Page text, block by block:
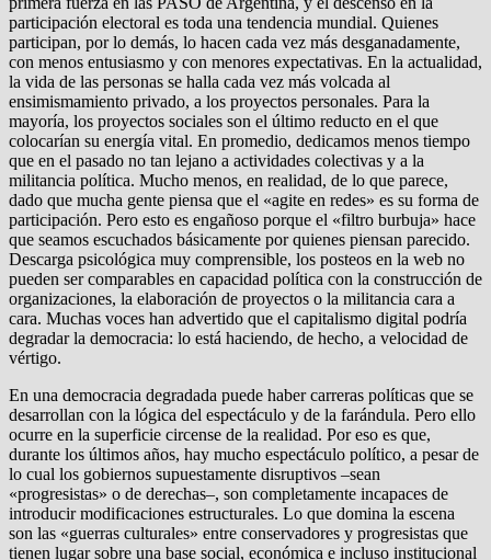
participación electoral es toda una tendencia mundial. Quienes
participan, por lo demás, lo hacen cada vez más desganadamente,
con menos entusiasmo y con menores expectativas. En la actualidad,
la vida de las personas se halla cada vez más volcada al
ensimismamiento privado, a los proyectos personales. Para la
mayoría, los proyectos sociales son el último reducto en el que
colocarían su energía vital. En promedio, dedicamos menos tiempo
que en el pasado no tan lejano a actividades colectivas y a la
militancia política. Mucho menos, en realidad, de lo que parece,
dado que mucha gente piensa que el «agite en redes» es su forma de
participación. Pero esto es engañoso porque el «filtro burbuja» hace
que seamos escuchados básicamente por quienes piensan parecido.
Descarga psicológica muy comprensible, los posteos en la web no
pueden ser comparables en capacidad política con la construcción de
organizaciones, la elaboración de proyectos o la militancia cara a
cara. Muchas voces han advertido que el capitalismo digital podría
degradar la democracia: lo está haciendo, de hecho, a velocidad de
vértigo.
En una democracia degradada puede haber carreras políticas que se
desarrollan con la lógica del espectáculo y de la farándula. Pero ello
ocurre en la superficie circense de la realidad. Por eso es que,
durante los últimos años, hay mucho espectáculo político, a pesar de
lo cual los gobiernos supuestamente disruptivos –sean
«progresistas» o de derechas–, son completamente incapaces de
introducir modificaciones estructurales. Lo que domina la escena
son las «guerras culturales» entre conservadores y progresistas que
tienen lugar sobre una base social, económica e incluso institucional